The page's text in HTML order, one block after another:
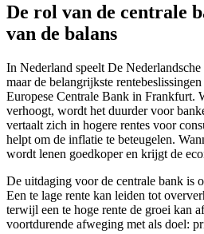
De rol van de centrale
van de balans
In Nederland speelt De
maar de belangrijkste
Europese Centrale Bank in Frankfurt.
verhoogt, wordt het duurder voor
vertaalt zich in hogere rentes voor
helpt om de inflatie te beteugelen.
wordt lenen goedkoper en krijgt de
De uitdaging voor de centrale bank is
Een te lage rente kan leiden tot
terwijl een te hoge rente de groei kan
voortdurende afweging met als doel: